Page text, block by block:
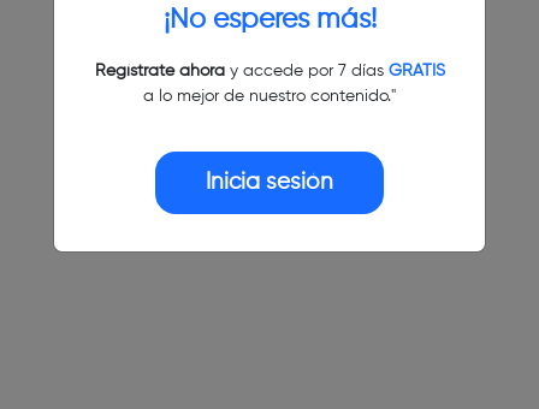
¡No esperes más!
Regístrate ahoray accede por 7 días GRATIS
a lo mejor de nuestro contenido."
Inicia sesión